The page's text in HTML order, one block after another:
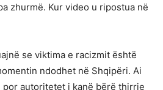
zhurmë. Kur video u ripostua në
se viktima e racizmit është
ndodhet në Shqipëri. Ai
por autoritetet i kanë bërë thirrje